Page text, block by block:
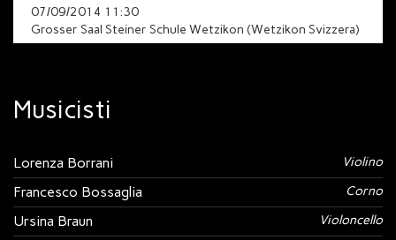
07/09/2014 11:30
Grosser Saal Steiner Schule Wetzikon (Wetzikon Svizzera)
Musicisti
Lorenza Borrani Violino
Francesco Bossaglia Corno
Ursina Braun Violoncello